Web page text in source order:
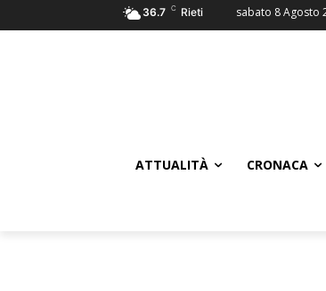
36.7 C Rieti sabato 8 Agosto
ATTUALITÀ CRONACA